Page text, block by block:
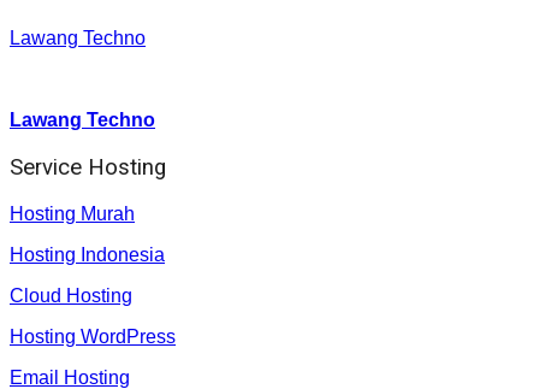
Lawang Techno
Lawang Techno
Service Hosting
Hosting Murah
Hosting Indonesia
Cloud Hosting
Hosting WordPress
Email Hosting